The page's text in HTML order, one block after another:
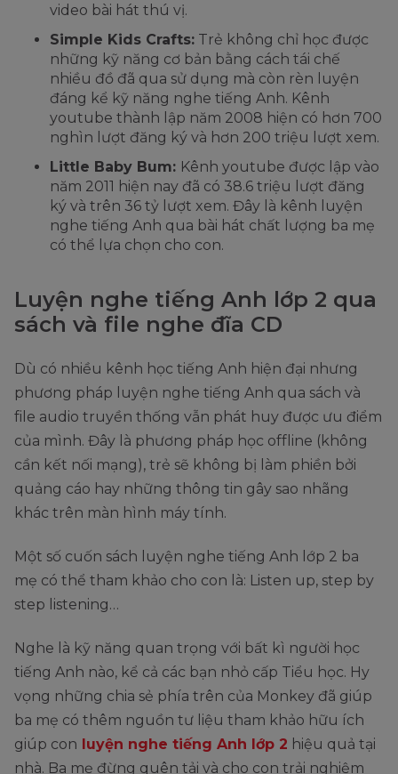
video bài hát thú vị.
Simple Kids Crafts: Trẻ không chỉ học được
những kỹ năng cơ bản bằng cách tái chế
nhiều đồ đã qua sử dụng mà còn rèn luyện
đáng kể kỹ năng nghe tiếng Anh. Kênh
youtube thành lập năm 2008 hiện có hơn 700
nghìn lượt đăng ký và hơn 200 triệu lượt xem.
Little Baby Bum: Kênh youtube được lập vào
năm 2011 hiện nay đã có 38.6 triệu lượt đăng
ký và trên 36 tỷ lượt xem. Đây là kênh luyện
nghe tiếng Anh qua bài hát chất lượng ba mẹ
có thể lựa chọn cho con.
Luyện nghe tiếng Anh lớp 2 qua
sách và file nghe đĩa CD
Dù có nhiều kênh học tiếng Anh hiện đại nhưng
phương pháp luyện nghe tiếng Anh qua sách và
file audio truyền thống vẫn phát huy được ưu điểm
của mình. Đây là phương pháp học offline (không
cần kết nối mạng), trẻ sẽ không bị làm phiền bởi
quảng cáo hay những thông tin gây sao nhãng
khác trên màn hình máy tính.
Một số cuốn sách luyện nghe tiếng Anh lớp 2 ba
mẹ có thể tham khảo cho con là: Listen up, step by
step listening…
Nghe là kỹ năng quan trọng với bất kì người học
tiếng Anh nào, kể cả các bạn nhỏ cấp Tiểu học. Hy
vọng những chia sẻ phía trên của Monkey đã giúp
ba mẹ có thêm nguồn tư liệu tham khảo hữu ích
giúp con luyện nghe tiếng Anh lớp 2 hiệu quả tại
nhà. Ba mẹ đừng quên tải và cho con trải nghiệm